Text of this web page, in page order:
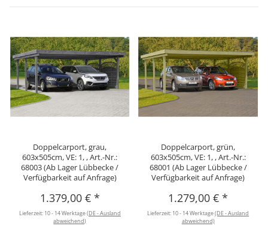
Doppelcarport, grau,
603x505cm, VE: 1, , Art.-Nr.:
68003 (Ab Lager Lübbecke /
Verfügbarkeit auf Anfrage)
1.379,00 € *
Lieferzeit: 10 - 14 Werktage(DE - Ausland
abweichend)
Doppelcarport, grün,
603x505cm, VE: 1, , Art.-Nr.:
68001 (Ab Lager Lübbecke /
Verfügbarkeit auf Anfrage)
1.279,00 €*
Lieferzeit: 10 - 14 Werktage(DE - Ausland
abweichend)